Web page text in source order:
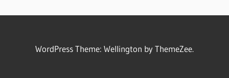
WordPress Theme: Wellington by ThemeZee.